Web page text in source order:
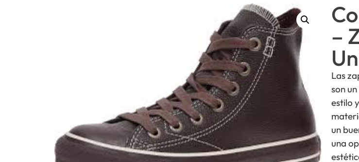
–
Las
son
estilo
un
una